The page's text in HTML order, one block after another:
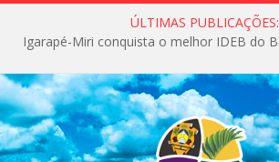
ÚLTIMAS PUBLICAÇÕES: